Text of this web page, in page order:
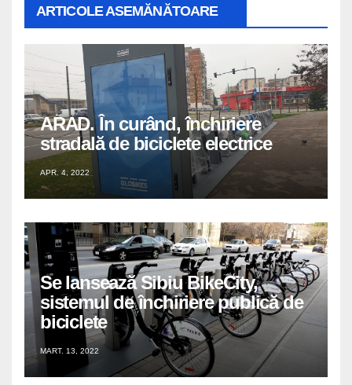
ARTICOLE ASEMĂNĂTOARE
ARAD. În curând, închiriere
stradală de biciclete electrice
APR. 4, 2022
Se lansează Sibiu BikeCity,
sistemul de închiriere publică de
biciclete
MART. 13, 2022